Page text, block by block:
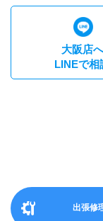
大阪店へ
LINEで相
出張修